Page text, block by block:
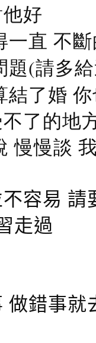
好
一直 不
題(請多
結了婚
了的地
慢慢談
容易
走過
做錯事